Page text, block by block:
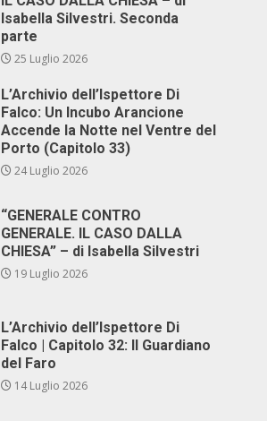
Isabella Silvestri. Seconda
parte
25 Luglio 2026
L’Archivio dell’Ispettore Di
Falco: Un Incubo Arancione
Accende la Notte nel Ventre del
Porto (Capitolo 33)
24 Luglio 2026
“GENERALE CONTRO
GENERALE. IL CASO DALLA
CHIESA” – di Isabella Silvestri
19 Luglio 2026
L’Archivio dell’Ispettore Di
Falco | Capitolo 32: Il Guardiano
del Faro
14 Luglio 2026